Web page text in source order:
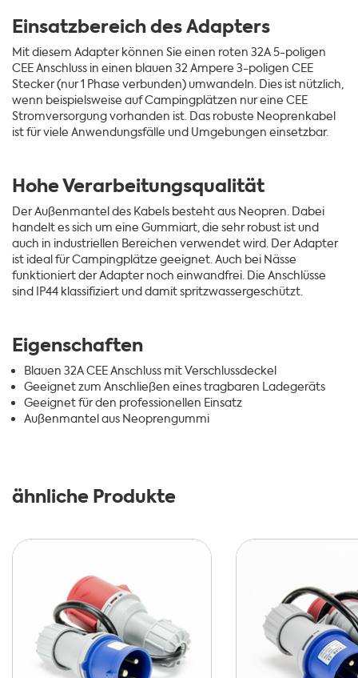
Einsatzbereich des Adapters
Mit diesem Adapter können Sie einen roten 32A 5-poligen
CEE Anschluss in einen blauen 32 Ampere 3-poligen CEE
Stecker (nur 1 Phase verbunden) umwandeln. Dies ist nützlich,
wenn beispielsweise auf Campingplätzen nur eine CEE
Stromversorgung vorhanden ist. Das robuste Neoprenkabel
ist für viele Anwendungsfälle und Umgebungen einsetzbar.
Hohe Verarbeitungsqualität
Der Außenmantel des Kabels besteht aus Neopren. Dabei
handelt es sich um eine Gummiart, die sehr robust ist und
auch in industriellen Bereichen verwendet wird. Der Adapter
ist ideal für Campingplätze geeignet. Auch bei Nässe
funktioniert der Adapter noch einwandfrei. Die Anschlüsse
sind IP44 klassifiziert und damit spritzwassergeschützt.
Eigenschaften
Blauen 32A CEE Anschluss mit Verschlussdeckel
Geeignet zum Anschließen eines tragbaren Ladegeräts
Geeignet für den professionellen Einsatz
Außenmantel aus Neoprengummi
ähnliche Produkte